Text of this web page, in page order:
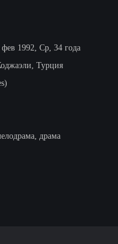
фев 1992, Ср, 34 года
Турция
драма